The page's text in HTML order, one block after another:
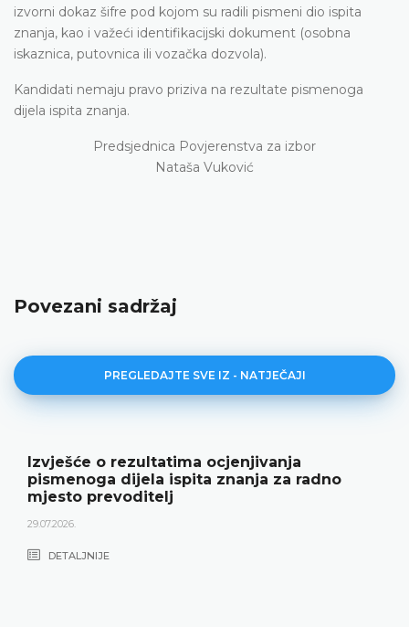
izvorni dokaz šifre pod kojom su radili pismeni dio ispita
znanja, kao i važeći identifikacijski dokument (osobna
iskaznica, putovnica ili vozačka dozvola).
Kandidati nemaju pravo priziva na rezultate pismenoga
dijela ispita znanja.
Predsjednica Povjerenstva za izbor
Nataša Vuković
Povezani sadržaj
PREGLEDAJTE SVE IZ - NATJEČAJI
Izvješće o rezultatima ocjenjivanja
pismenoga dijela ispita znanja za radno
mjesto prevoditelj
29.07.2026.
DETALJNIJE